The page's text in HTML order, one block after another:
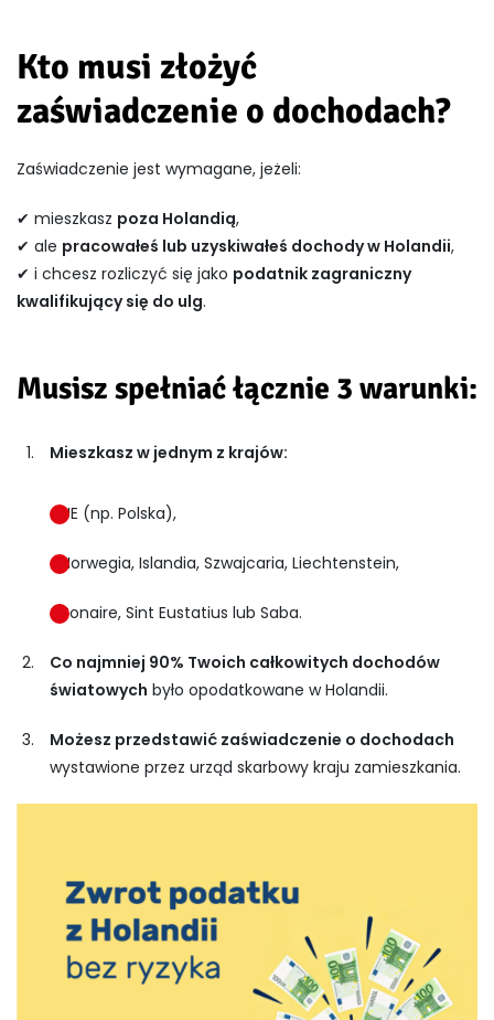
Kto musi złożyć
zaświadczenie o dochodach?
Zaświadczenie jest wymagane, jeżeli:
✔ mieszkasz poza Holandią,
✔ ale pracowałeś lub uzyskiwałeś dochody w Holandii,
✔ i chcesz rozliczyć się jako podatnik zagraniczny
kwalifikujący się do ulg.
Musisz spełniać łącznie 3 warunki:
Mieszkasz w jednym z krajów:
UE (np. Polska),
Norwegia, Islandia, Szwajcaria, Liechtenstein,
Bonaire, Sint Eustatius lub Saba.
Co najmniej 90% Twoich całkowitych dochodów
światowych było opodatkowane w Holandii.
Możesz przedstawić zaświadczenie o dochodach
wystawione przez urząd skarbowy kraju zamieszkania.